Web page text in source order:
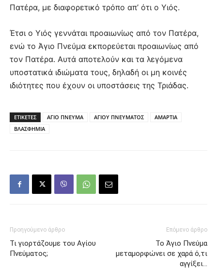
Πατέρα, με διαφορετικό τρόπο απ’ ότι ο Υιός.
Έτσι ο Υιός γεννάται προαιωνίως από τον Πατέρα,
ενώ το Άγιο Πνεύμα εκπορεύεται προαιωνίως από
τον Πατέρα. Αυτά αποτελούν και τα λεγόμενα
υποστατικά ιδιώματα τους, δηλαδή οι μη κοινές
ιδιότητες που έχουν οι υποστάσεις της Τριάδας.
ΕΤΙΚΕΤΕΣ ΑΓΙΟ ΠΝΕΥΜΑ ΑΓΙΟΥ ΠΝΕΥΜΑΤΟΣ
ΑΜΑΡΤΙΑ
ΒΛΑΣΦΗΜΙΑ
Προηγούμενο άρθρο
Τι γιορτάζουμε του Αγίου
Πνεύματος;
Επόμενο άρθρο
Το Άγιο Πνεύμα
μεταμορφώνει σε χαρά ό,τι
αγγίξει…